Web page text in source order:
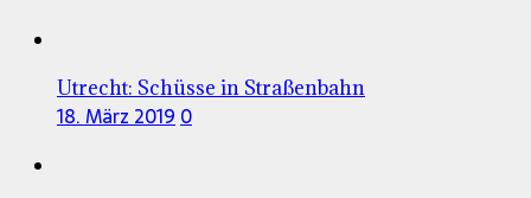
Utrecht: Schüsse in Straßenbahn
18. März 2019 0